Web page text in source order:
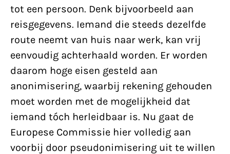
tot een persoon. Denk bijvoorbeeld aan
reisgegevens. Iemand die steeds dezelfde
route neemt van huis naar werk, kan vrij
eenvoudig achterhaald worden. Er worden
daarom hoge eisen gesteld aan
anonimisering, waarbij rekening gehouden
moet worden met de mogelijkheid dat
iemand tóch herleidbaar is. Nu gaat de
Europese Commissie hier volledig aan
voorbij door pseudonimisering uit te willen